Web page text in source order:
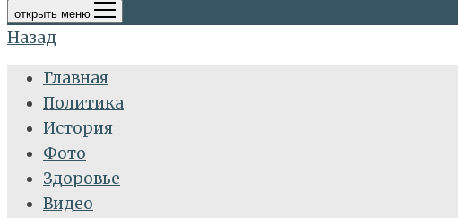
открыть меню
Назад
Главная
Политика
История
Фото
Здоровье
Видео